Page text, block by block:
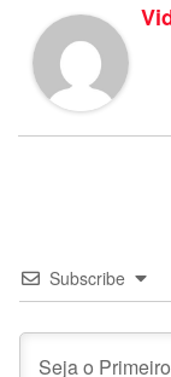
Subscribe